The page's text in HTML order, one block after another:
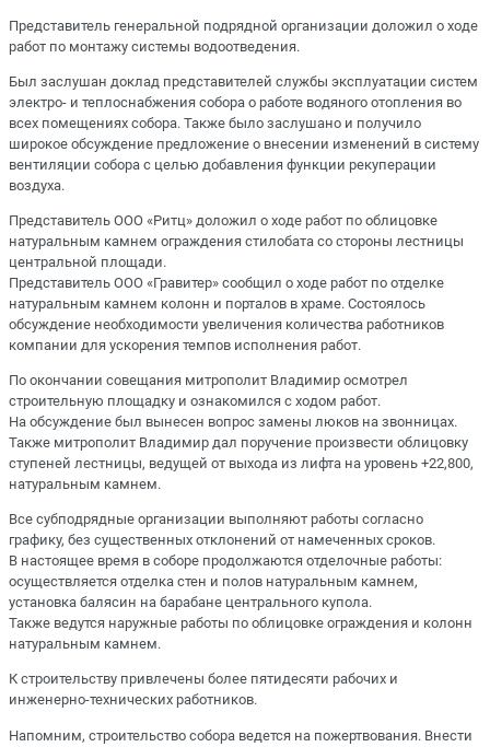
Представитель генеральной подрядной организации доложил о ходе
работ по монтажу системы водоотведения.
Был заслушан доклад представителей службы эксплуатации систем
электро- и теплоснабжения собора о работе водяного отопления во
всех помещениях собора. Также было заслушано и получило
широкое обсуждение предложение о внесении изменений в систему
вентиляции собора с целью добавления функции рекуперации
воздуха.
Представитель ООО «Ритц» доложил о ходе работ по облицовке
натуральным камнем ограждения стилобата со стороны лестницы
центральной площади.
Представитель ООО «Гравитер» сообщил о ходе работ по отделке
натуральным камнем колонн и порталов в храме. Состоялось
обсуждение необходимости увеличения количества работников
компании для ускорения темпов исполнения работ.
По окончании совещания митрополит Владимир осмотрел
строительную площадку и ознакомился с ходом работ.
На обсуждение был вынесен вопрос замены люков на звонницах.
Также митрополит Владимир дал поручение произвести облицовку
ступеней лестницы, ведущей от выхода из лифта на уровень +22,800,
натуральным камнем.
Все субподрядные организации выполняют работы согласно
графику, без существенных отклонений от намеченных сроков.
В настоящее время в соборе продолжаются отделочные работы:
осуществляется отделка стен и полов натуральным камнем,
установка балясин на барабане центрального купола.
Также ведутся наружные работы по облицовке ограждения и колонн
натуральным камнем.
К строительству привлечены более пятидесяти рабочих и
инженерно-технических работников.
Напомним, строительство собора ведется на пожертвования. Внести